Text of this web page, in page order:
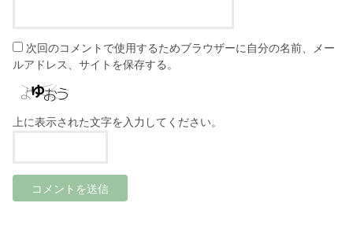
次回のコメントで使用するためブラウザーに自分の名前、メー
ルアドレス、サイトを保存する。
上に表示された文字を入力してください。